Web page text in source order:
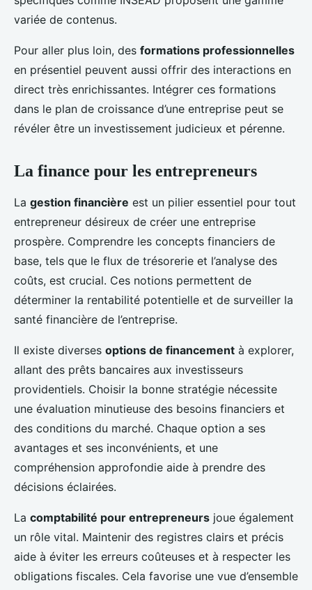
variée de contenus.
Pour aller plus loin, des formations professionnelles
en présentiel peuvent aussi offrir des interactions en
direct très enrichissantes. Intégrer ces formations
dans le plan de croissance d’une entreprise peut se
révéler être un investissement judicieux et pérenne.
La finance pour les entrepreneurs
La gestion financière est un pilier essentiel pour tout
entrepreneur désireux de créer une entreprise
prospère. Comprendre les concepts financiers de
base, tels que le flux de trésorerie et l’analyse des
coûts, est crucial. Ces notions permettent de
déterminer la rentabilité potentielle et de surveiller la
santé financière de l’entreprise.
Il existe diverses options de financement à explorer,
allant des prêts bancaires aux investisseurs
providentiels. Choisir la bonne stratégie nécessite
une évaluation minutieuse des besoins financiers et
des conditions du marché. Chaque option a ses
avantages et ses inconvénients, et une
compréhension approfondie aide à prendre des
décisions éclairées.
La comptabilité pour entrepreneurs joue également
un rôle vital. Maintenir des registres clairs et précis
aide à éviter les erreurs coûteuses et à respecter les
obligations fiscales. Cela favorise une vue d’ensemble